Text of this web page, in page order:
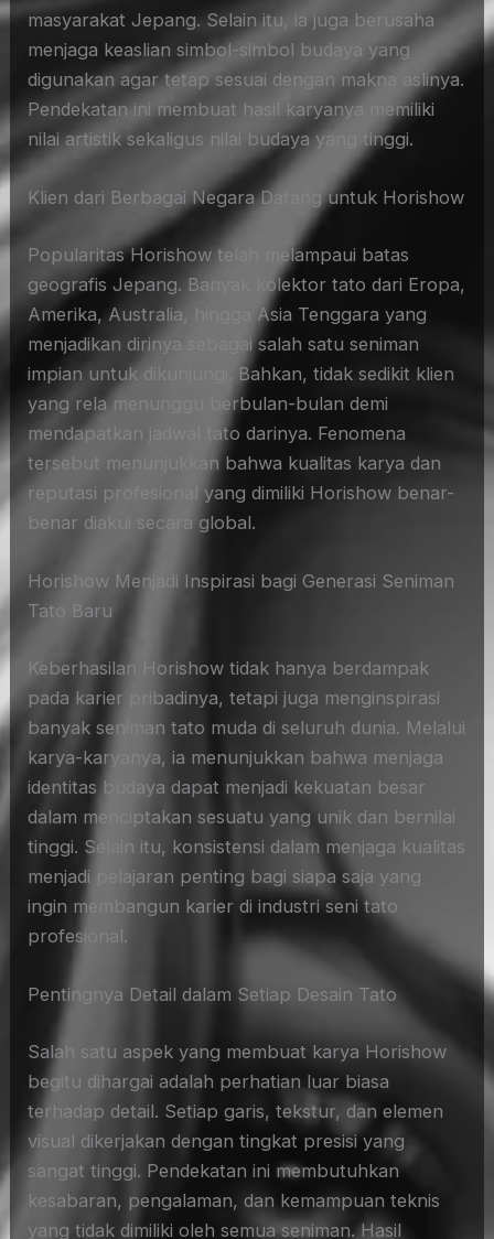
masyarakat Jepang. Selain itu, ia juga berusaha
menjaga keaslian simbol-simbol budaya yang
digunakan agar tetap sesuai dengan makna aslinya.
Pendekatan ini membuat hasil karyanya memiliki
nilai artistik sekaligus nilai budaya yang tinggi.
Klien dari Berbagai Negara Datang untuk Horishow
Popularitas Horishow telah melampaui batas
geografis Jepang. Banyak kolektor tato dari Eropa,
Amerika, Australia, hingga Asia Tenggara yang
menjadikan dirinya sebagai salah satu seniman
impian untuk dikunjungi. Bahkan, tidak sedikit klien
yang rela menunggu berbulan-bulan demi
mendapatkan jadwal tato darinya. Fenomena
tersebut menunjukkan bahwa kualitas karya dan
reputasi profesional yang dimiliki Horishow benar-
benar diakui secara global.
Horishow Menjadi Inspirasi bagi Generasi Seniman
Tato Baru
Keberhasilan Horishow tidak hanya berdampak
pada karier pribadinya, tetapi juga menginspirasi
banyak seniman tato muda di seluruh dunia. Melalui
karya-karyanya, ia menunjukkan bahwa menjaga
identitas budaya dapat menjadi kekuatan besar
dalam menciptakan sesuatu yang unik dan bernilai
tinggi. Selain itu, konsistensi dalam menjaga kualitas
menjadi pelajaran penting bagi siapa saja yang
ingin membangun karier di industri seni tato
profesional.
Pentingnya Detail dalam Setiap Desain Tato
Salah satu aspek yang membuat karya Horishow
begitu dihargai adalah perhatian luar biasa
terhadap detail. Setiap garis, tekstur, dan elemen
visual dikerjakan dengan tingkat presisi yang
sangat tinggi. Pendekatan ini membutuhkan
kesabaran, pengalaman, dan kemampuan teknis
yang tidak dimiliki oleh semua seniman. Hasil